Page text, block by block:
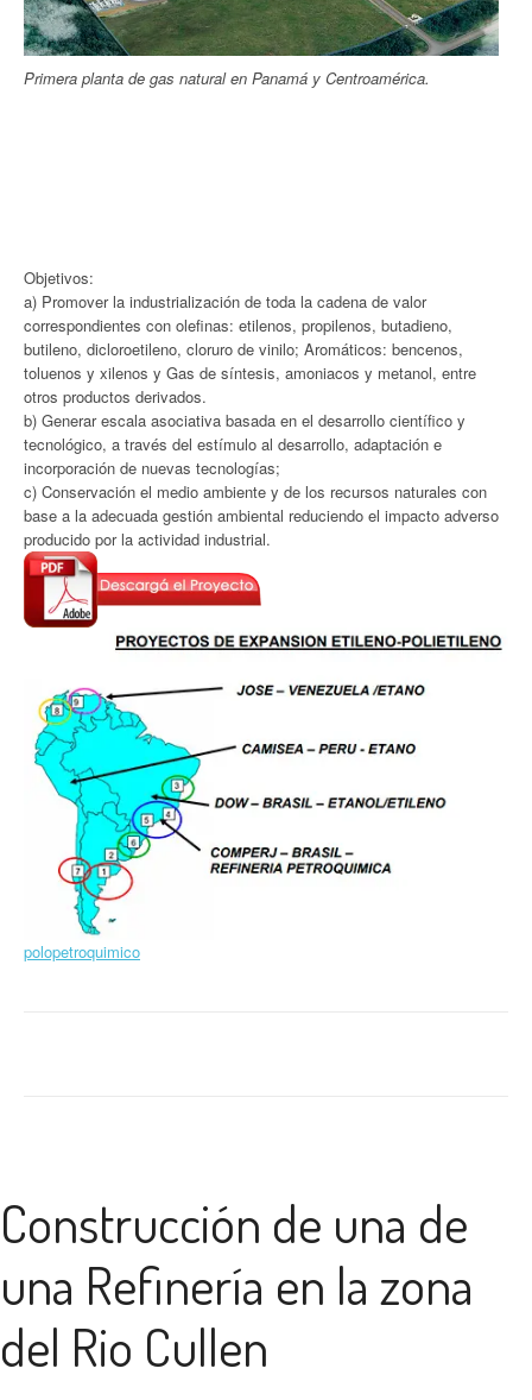
Primera planta de gas natural en Panamá y Centroamérica.
Objetivos:
a) Promover la industrialización de toda la cadena de valor
correspondientes con olefinas: etilenos, propilenos, butadieno,
butileno, dicloroetileno, cloruro de vinilo; Aromáticos: bencenos,
toluenos y xilenos y Gas de síntesis, amoniacos y metanol, entre
otros productos derivados.
b) Generar escala asociativa basada en el desarrollo científico y
tecnológico, a través del estímulo al desarrollo, adaptación e
incorporación de nuevas tecnologías;
c) Conservación el medio ambiente y de los recursos naturales con
base a la adecuada gestión ambiental reduciendo el impacto adverso
producido por la actividad industrial.
polopetroquimico
Construcción de una de
una Refinería en la zona
del Rio Cullen